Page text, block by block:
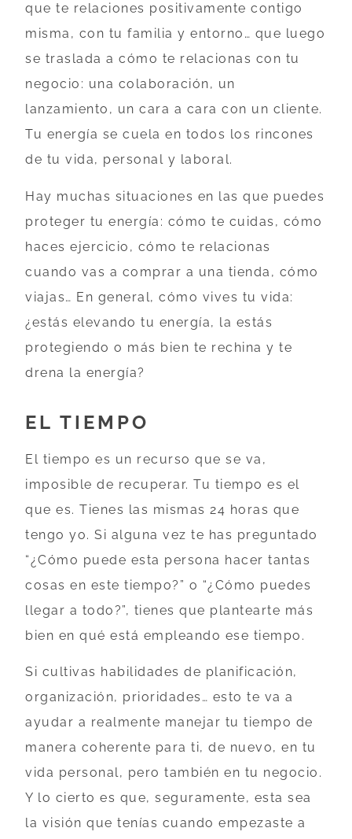
que te relaciones positivamente contigo
misma, con tu familia y entorno… que luego
se traslada a cómo te relacionas con tu
negocio: una colaboración, un
lanzamiento, un cara a cara con un cliente.
Tu energía se cuela en todos los rincones
de tu vida, personal y laboral.
Hay muchas situaciones en las que puedes
proteger tu energía: cómo te cuidas, cómo
haces ejercicio, cómo te relacionas
cuando vas a comprar a una tienda, cómo
viajas… En general, cómo vives tu vida:
¿estás elevando tu energía, la estás
protegiendo o más bien te rechina y te
drena la energía?
EL TIEMPO
El tiempo es un recurso que se va,
imposible de recuperar. Tu tiempo es el
que es. Tienes las mismas 24 horas que
tengo yo. Si alguna vez te has preguntado
“¿Cómo puede esta persona hacer tantas
cosas en este tiempo?” o “¿Cómo puedes
llegar a todo?”, tienes que plantearte más
bien en qué está empleando ese tiempo.
Si cultivas habilidades de planificación,
organización, prioridades… esto te va a
ayudar a realmente manejar tu tiempo de
manera coherente para ti, de nuevo, en tu
vida personal, pero también en tu negocio.
Y lo cierto es que, seguramente, esta sea
la visión que tenías cuando empezaste a